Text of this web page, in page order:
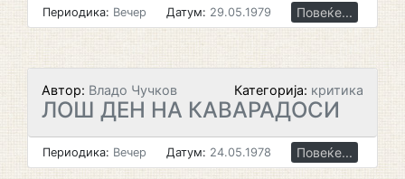
Периодика: Вечер Датум: 29.05.1979 Повеќе...
Автор: Владо Чучков Категорија: критика
ЛОШ ДЕН НА КАВАРАДОСИ
Периодика: Вечер Датум: 24.05.1978 Повеќе...